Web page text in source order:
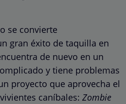
se convierte
gran éxito de taquilla en
de nuevo en un
y tiene problemas
proyecto que aprovecha el
caníbales: Zombie